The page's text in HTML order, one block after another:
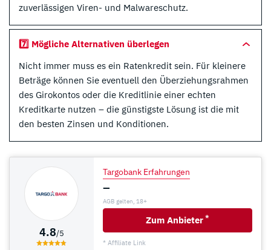
zuverlässigen Viren- und Malwareschutz.
7️⃣ Mögliche Alternativen überlegen
Nicht immer muss es ein Ratenkredit sein. Für kleinere
Beträge können Sie eventuell den Überziehungsrahmen
des Girokontos oder die Kreditlinie einer echten
Kreditkarte nutzen – die günstigste Lösung ist die mit
den besten Zinsen und Konditionen.
4.8/5
Targobank Erfahrungen
–
AGB gelten, 18+
Zum Anbieter *
* Affiliate Link